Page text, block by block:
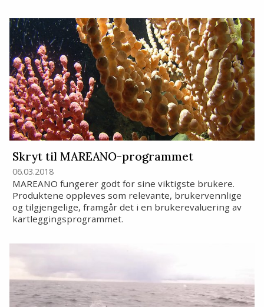
Skryt til MAREANO-programmet
06.03.2018
MAREANO fungerer godt for sine viktigste brukere.
Produktene oppleves som relevante, brukervennlige
og tilgjengelige, framgår det i en brukerevaluering av
kartleggingsprogrammet.